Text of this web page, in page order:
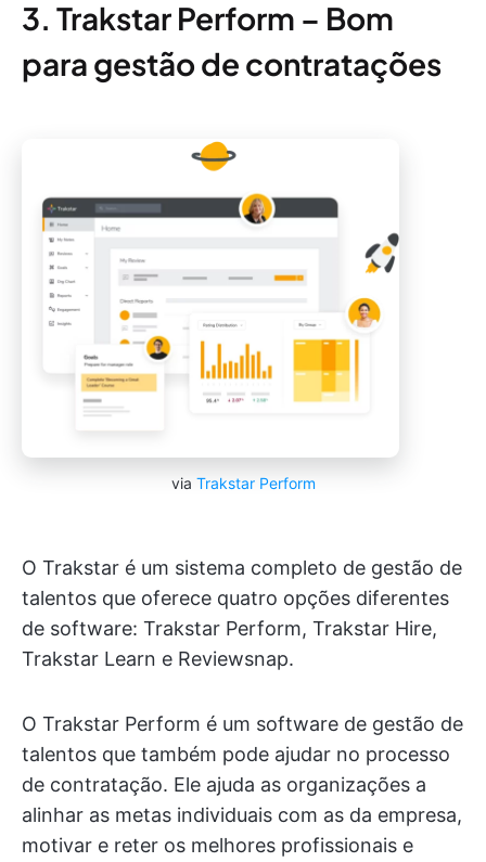
3. Trakstar Perform – Bom
para gestão de contratações
via Trakstar Perform
O Trakstar é um sistema completo de gestão de
talentos que oferece quatro opções diferentes
de software: Trakstar Perform, Trakstar Hire,
Trakstar Learn e Reviewsnap.
O Trakstar Perform é um software de gestão de
talentos que também pode ajudar no processo
de contratação. Ele ajuda as organizações a
alinhar as metas individuais com as da empresa,
motivar e reter os melhores profissionais e